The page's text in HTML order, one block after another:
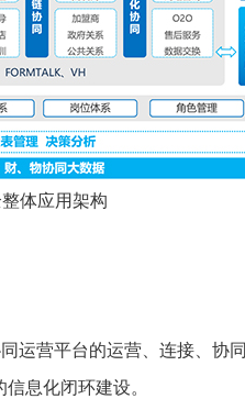
体应用架构
运营平台的运营、连接、协
息化闭环建设。